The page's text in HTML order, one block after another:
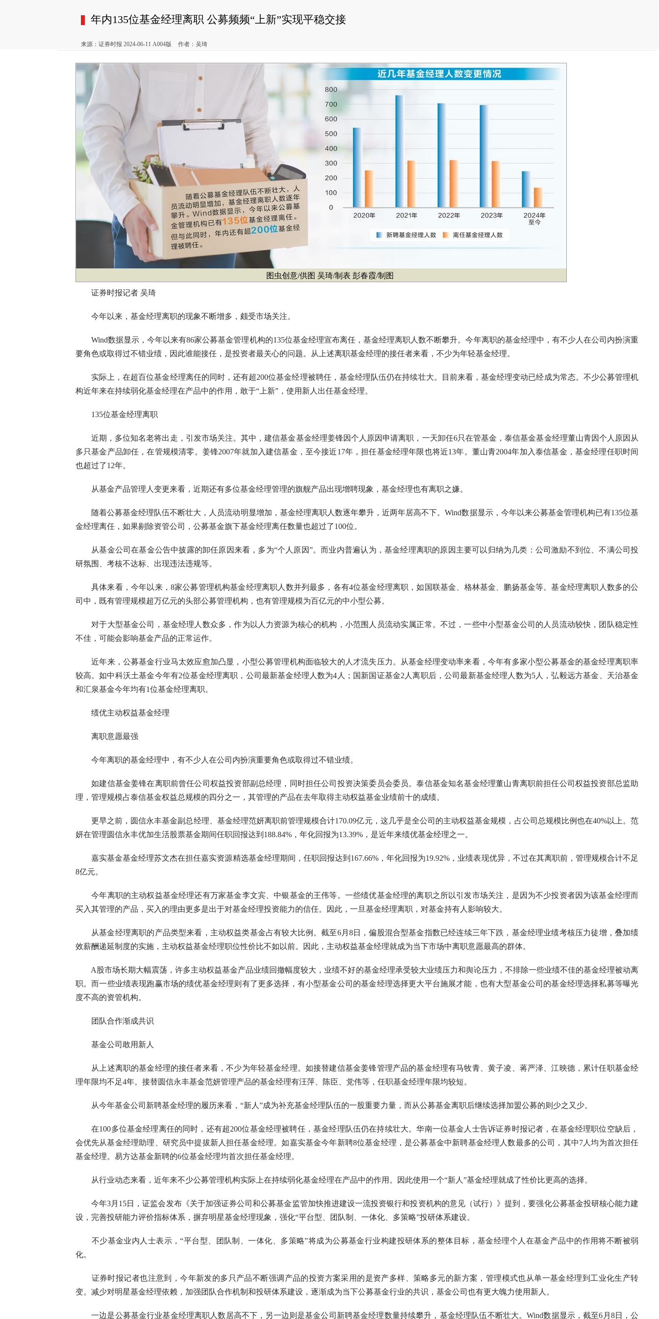
年内135位基金经理离职 公募频频“上新”实现平稳交接
来源：证券时报 2024-06-11 A004版 作者：吴琦
图虫创意/供图 吴琦/制表 彭春霞/制图
证券时报记者 吴琦
今年以来，基金经理离职的现象不断增多，颇受市场关注。
Wind数据显示，今年以来有86家公募基金管理机构的135位基金经理宣布离任，基金经理离职人数不断攀升。今年离职的基金经理中，有不少人在公司内扮演重
要角色或取得过不错业绩，因此谁能接任，是投资者最关心的问题。从上述离职基金经理的接任者来看，不少为年轻基金经理。
实际上，在超百位基金经理离任的同时，还有超200位基金经理被聘任，基金经理队伍仍在持续壮大。目前来看，基金经理变动已经成为常态。不少公募管理机
构近年来在持续弱化基金经理在产品中的作用，敢于“上新”，使用新人出任基金经理。
135位基金经理离职
近期，多位知名老将出走，引发市场关注。其中，建信基金基金经理姜锋因个人原因申请离职，一天卸任6只在管基金，泰信基金基金经理董山青因个人原因从
多只基金产品卸任，在管规模清零。姜锋2007年就加入建信基金，至今接近17年，担任基金经理年限也将近13年。董山青2004年加入泰信基金，基金经理任职时间
也超过了12年。
从基金产品管理人变更来看，近期还有多位基金经理管理的旗舰产品出现增聘现象，基金经理也有离职之嫌。
随着公募基金经理队伍不断壮大，人员流动明显增加，基金经理离职人数逐年攀升，近两年居高不下。Wind数据显示，今年以来公募基金管理机构已有135位基
金经理离任，如果剔除资管公司，公募基金旗下基金经理离任数量也超过了100位。
从基金公司在基金公告中披露的卸任原因来看，多为“个人原因”。而业内普遍认为，基金经理离职的原因主要可以归纳为几类：公司激励不到位、不满公司投
研氛围、考核不达标、出现违法违规等。
具体来看，今年以来，8家公募管理机构基金经理离职人数并列最多，各有4位基金经理离职，如国联基金、格林基金、鹏扬基金等。基金经理离职人数多的公
司中，既有管理规模超万亿元的头部公募管理机构，也有管理规模为百亿元的中小型公募。
对于大型基金公司，基金经理人数众多，作为以人力资源为核心的机构，小范围人员流动实属正常。不过，一些中小型基金公司的人员流动较快，团队稳定性
不佳，可能会影响基金产品的正常运作。
近年来，公募基金行业马太效应愈加凸显，小型公募管理机构面临较大的人才流失压力。从基金经理变动率来看，今年有多家小型公募基金的基金经理离职率
较高。如中科沃土基金今年有2位基金经理离职，公司最新基金经理人数为4人；国新国证基金2人离职后，公司最新基金经理人数为5人，弘毅远方基金、天治基金
和汇泉基金今年均有1位基金经理离职。
绩优主动权益基金经理
离职意愿最强
今年离职的基金经理中，有不少人在公司内扮演重要角色或取得过不错业绩。
如建信基金姜锋在离职前曾任公司权益投资部副总经理，同时担任公司投资决策委员会委员。泰信基金知名基金经理董山青离职前担任公司权益投资部总监助
理，管理规模占泰信基金权益总规模的四分之一，其管理的产品在去年取得主动权益基金业绩前十的成绩。
更早之前，圆信永丰基金副总经理、基金经理范妍离职前管理规模合计170.09亿元，这几乎是全公司的主动权益基金规模，占公司总规模比例也在40%以上。范
妍在管理圆信永丰优加生活股票基金期间任职回报达到188.84%，年化回报为13.39%，是近年来绩优基金经理之一。
嘉实基金基金经理苏文杰在担任嘉实资源精选基金经理期间，任职回报达到167.66%，年化回报为19.92%，业绩表现优异，不过在其离职前，管理规模合计不足
8亿元。
今年离职的主动权益基金经理还有万家基金李文宾、中银基金的王伟等。一些绩优基金经理的离职之所以引发市场关注，是因为不少投资者因为该基金经理而
买入其管理的产品，买入的理由更多是出于对基金经理投资能力的信任。因此，一旦基金经理离职，对基金持有人影响较大。
从基金经理离职的产品类型来看，主动权益类基金占有较大比例。截至6月8日，偏股混合型基金指数已经连续三年下跌，基金经理业绩考核压力徒增，叠加绩
效薪酬递延制度的实施，主动权益基金经理职位性价比不如以前。因此，主动权益基金经理就成为当下市场中离职意愿最高的群体。
A股市场长期大幅震荡，许多主动权益基金产品业绩回撤幅度较大，业绩不好的基金经理承受较大业绩压力和舆论压力，不排除一些业绩不佳的基金经理被动离
职。而一些业绩表现跑赢市场的绩优基金经理则有了更多选择，有小型基金公司的基金经理选择更大平台施展才能，也有大型基金公司的基金经理选择私募等曝光
度不高的资管机构。
团队合作渐成共识
基金公司敢用新人
从上述离职的基金经理的接任者来看，不少为年轻基金经理。如接替建信基金姜锋管理产品的基金经理有马牧青、黄子凌、蒋严泽、江映德，累计任职基金经
理年限均不足4年。接替圆信永丰基金范妍管理产品的基金经理有汪萍、陈臣、党伟等，任职基金经理年限均较短。
从今年基金公司新聘基金经理的履历来看，“新人”成为补充基金经理队伍的一股重要力量，而从公募基金离职后继续选择加盟公募的则少之又少。
在100多位基金经理离任的同时，还有超200位基金经理被聘任，基金经理队伍仍在持续壮大。华南一位基金人士告诉证券时报记者，在基金经理职位空缺后，
会优先从基金经理助理、研究员中提拔新人担任基金经理。如嘉实基金今年新聘8位基金经理，是公募基金中新聘基金经理人数最多的公司，其中7人均为首次担任
基金经理。易方达基金新聘的6位基金经理均首次担任基金经理。
从行业动态来看，近年来不少公募管理机构实际上在持续弱化基金经理在产品中的作用。因此使用一个“新人”基金经理就成了性价比更高的选择。
今年3月15日，证监会发布《关于加强证券公司和公募基金监管加快推进建设一流投资银行和投资机构的意见（试行）》提到，要强化公募基金投研核心能力建
设，完善投研能力评价指标体系，摒弃明星基金经理现象，强化“平台型、团队制、一体化、多策略”投研体系建设。
不少基金业内人士表示，“平台型、团队制、一体化、多策略”将成为公募基金行业构建投研体系的整体目标，基金经理个人在基金产品中的作用将不断被弱
化。
证券时报记者也注意到，今年新发的多只产品不断强调产品的投资方案采用的是资产多样、策略多元的新方案，管理模式也从单一基金经理到工业化生产转
变。减少对明星基金经理依赖，加强团队合作机制和投研体系建设，逐渐成为当下公募基金行业的共识，基金公司也有更大魄力使用新人。
一边是公募基金行业基金经理离职人数居高不下，另一边则是基金公司新聘基金经理数量持续攀升，基金经理队伍不断壮大。Wind数据显示，截至6月8日，公